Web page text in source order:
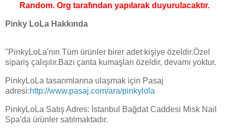
Random. Org tarafından yapılarak duyurulacaktır.
Pinky LoLa Hakkında
''PinkyLoLa'nın Tüm ürünler birer adet kişiye özeldir.Özel
sipariş çalışılır.Bazı çanta kumaşları özeldir, devamı yoktur.
PinkyLoLa tasarımlarına ulaşmak için Pasaj
adresi:http://www.pasaj.com/ara/pinkylola
PinkyLoLa Satış Adres: İstanbul Bağdat Caddesi Misk Nail
Spa'da ürünler satılmaktadır.